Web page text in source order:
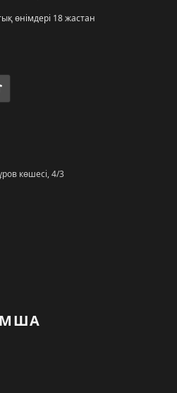
өнімдері 18 жастан
көшесі, 4/3